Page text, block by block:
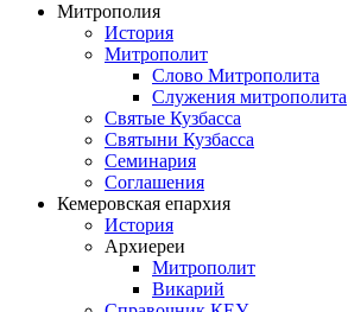
Митрополия
История
Митрополит
Слово Митрополита
Служения митрополита
Святые Кузбасса
Святыни Кузбасса
Семинария
Соглашения
Кемеровская епархия
История
Архиереи
Митрополит
Викарий